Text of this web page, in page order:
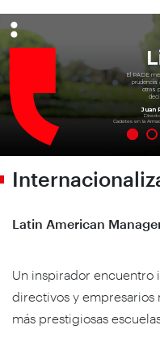
El PADE
prudencia:
otras
Juan
Cadetes en la
Latin American
Un inspirador encuentro
directivos y empresarios
más prestigiosas